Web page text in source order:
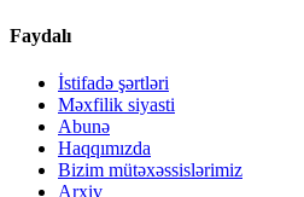
Faydalı
İstifadə şərtləri
Məxfilik siyasti
Abunə
Haqqımızda
Bizim mütəxəssislərimiz
Arxiv